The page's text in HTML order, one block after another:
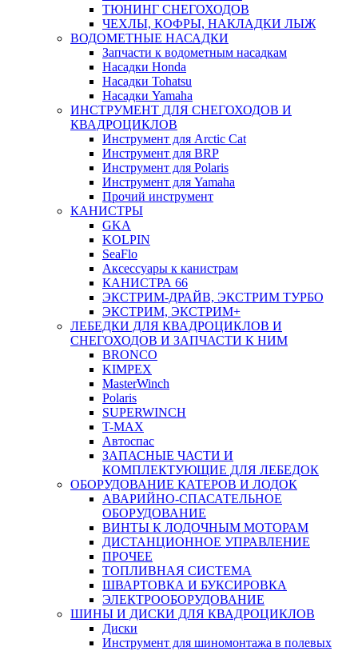
ТЮНИНГ СНЕГОХОДОВ
ЧЕХЛЫ, КОФРЫ, НАКЛАДКИ ЛЫЖ
ВОДОМЕТНЫЕ НАСАДКИ
Запчасти к водометным насадкам
Насадки Honda
Насадки Tohatsu
Насадки Yamaha
ИНСТРУМЕНТ ДЛЯ СНЕГОХОДОВ И
КВАДРОЦИКЛОВ
Инструмент для Arctic Cat
Инструмент для BRP
Инструмент для Polaris
Инструмент для Yamaha
Прочий инструмент
КАНИСТРЫ
GKA
KOLPIN
SeaFlo
Аксессуары к канистрам
КАНИСТРА 66
ЭКСТРИМ-ДРАЙВ, ЭКСТРИМ ТУРБО
ЭКСТРИМ, ЭКСТРИМ+
ЛЕБЕДКИ ДЛЯ КВАДРОЦИКЛОВ И
СНЕГОХОДОВ И ЗАПЧАСТИ К НИМ
BRONCO
KIMPEX
MasterWinch
Polaris
SUPERWINCH
T-MAX
Автоспас
ЗАПАСНЫЕ ЧАСТИ И
КОМПЛЕКТУЮЩИЕ ДЛЯ ЛЕБЕДОК
ОБОРУДОВАНИЕ КАТЕРОВ И ЛОДОК
АВАРИЙНО-СПАСАТЕЛЬНОЕ
ОБОРУДОВАНИЕ
ВИНТЫ К ЛОДОЧНЫМ МОТОРАМ
ДИСТАНЦИОННОЕ УПРАВЛЕНИЕ
ПРОЧЕЕ
ТОПЛИВНАЯ СИСТЕМА
ШВАРТОВКА И БУКСИРОВКА
ЭЛЕКТРООБОРУДОВАНИЕ
ШИНЫ И ДИСКИ ДЛЯ КВАДРОЦИКЛОВ
Диски
Инструмент для шиномонтажа в полевых